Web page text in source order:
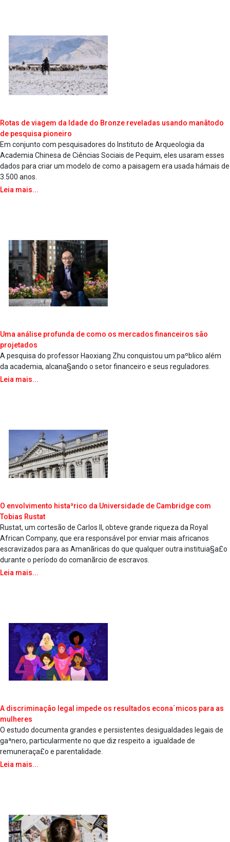
Rotas de viagem da Idade do Bronze reveladas usando manãtodo
de pesquisa pioneiro
Em conjunto com pesquisadores do Instituto de Arqueologia da
Academia Chinesa de Ciências Sociais de Pequim, eles usaram esses
dados para criar um modelo de como a paisagem era usada hámais de
3.500 anos.
Leia mais...
Uma análise profunda de como os mercados financeiros são
projetados
A pesquisa do professor Haoxiang Zhu conquistou um paºblico além
da academia, alcana§ando o setor financeiro e seus reguladores.
Leia mais...
O envolvimento hista³rico da Universidade de Cambridge com
Tobias Rustat
Rustat, um cortesão de Carlos II, obteve grande riqueza da Royal
African Company, que era responsável por enviar mais africanos
escravizados para as Amanãricas do que qualquer outra instituia§a£o
durante o período do comanãrcio de escravos.
Leia mais...
A discriminação legal impede os resultados econa´micos para as
mulheres
O estudo documenta grandes e persistentes desigualdades legais de
gaªnero, particularmente no que diz respeito a igualdade de
remuneraça£o e parentalidade.
Leia mais...